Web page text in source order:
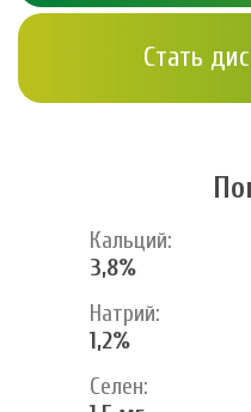
Стать
Кальций:
3,8%
Натрий:
1,2%
Селен: